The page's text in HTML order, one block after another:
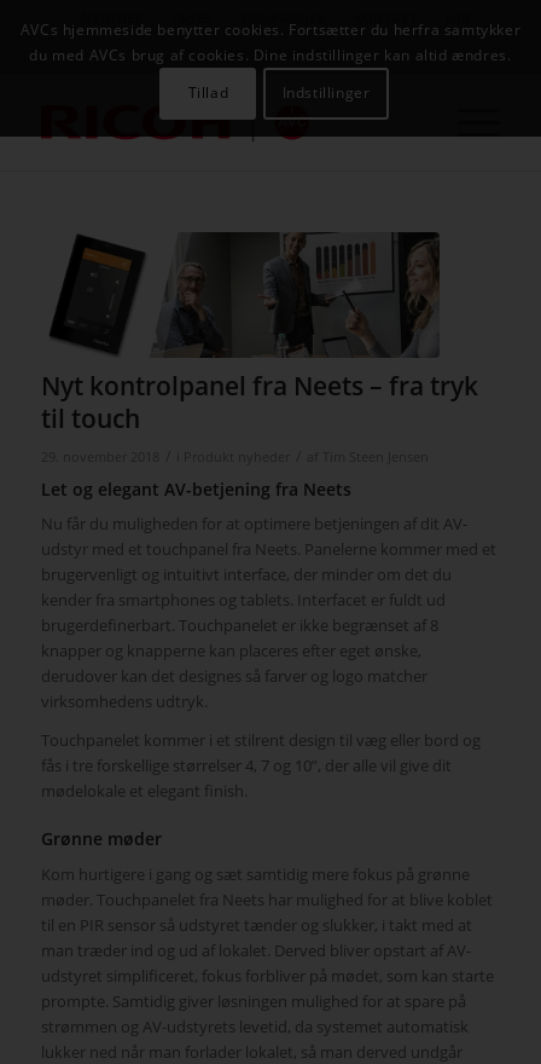
AVC INFOSYSTEM
Nyt kontrolpanel fra Neets – fra tryk
til touch
Let og elegant AV-betjening fra Neets
Nu får du muligheden for at optimere betjeningen af dit AV-
udstyr med et touchpanel fra Neets. Panelerne kommer med et
brugervenligt og intuitivt interface, der minder om det du
kender fra smartphones og tablets. Interfacet er fuldt ud
brugerdefinerbart. Touchpanelet er ikke begrænset af 8
knapper og knapperne kan placeres efter eget ønske,
derudover kan det designes så farver og logo matcher
virksomhedens udtryk.
Touchpanelet kommer i et stilrent design til væg eller bord og
fås i tre forskellige størrelser 4, 7 og 10”, der alle vil give dit
mødelokale et elegant finish.
Grønne møder
Kom hurtigere i gang og sæt samtidig mere fokus på grønne
møder. Touchpanelet fra Neets har mulighed for at blive koblet
til en PIR sensor så udstyret tænder og slukker, i takt med at
man træder ind og ud af lokalet. Derved bliver opstart af AV-
udstyret simplificeret, fokus forbliver på mødet, som kan starte
prompte. Samtidig giver løsningen mulighed for at spare på
strømmen og AV-udstyrets levetid, da systemet automatisk
lukker ned når man forlader lokalet, så man derved undgår
AVCs hjemmeside benytter cookies. Fortsætter du herfra samtykker
du med AVCs brug af cookies. Dine indstillinger kan altid ændres.
Tillad
Indstillinger